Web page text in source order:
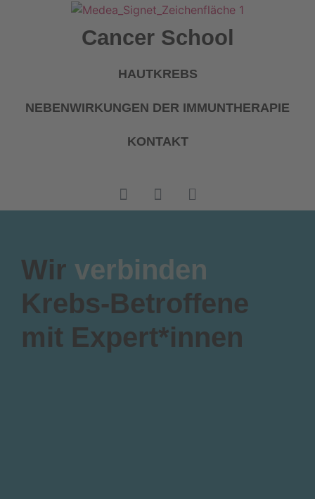
Cancer School
HAUTKREBS
NEBENWIRKUNGEN DER IMMUNTHERAPIE
KONTAKT
Wir verbinden
Krebs-Betroffene
mit Expert*innen